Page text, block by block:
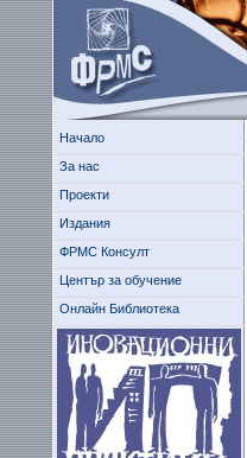
Начало
За нас
Проекти
Издания
ФРМС Консулт
Център за обучение
Онлайн Библиотека